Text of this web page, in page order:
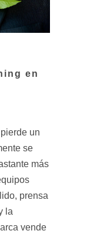
en
un
se
más
prensa
la
vende